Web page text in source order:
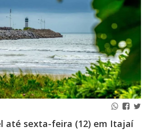
até sexta-feira (12) em Itajaí